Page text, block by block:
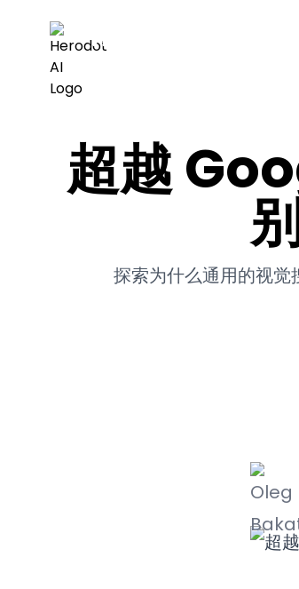
Herodot AI
超越
探索为什么通用的视觉